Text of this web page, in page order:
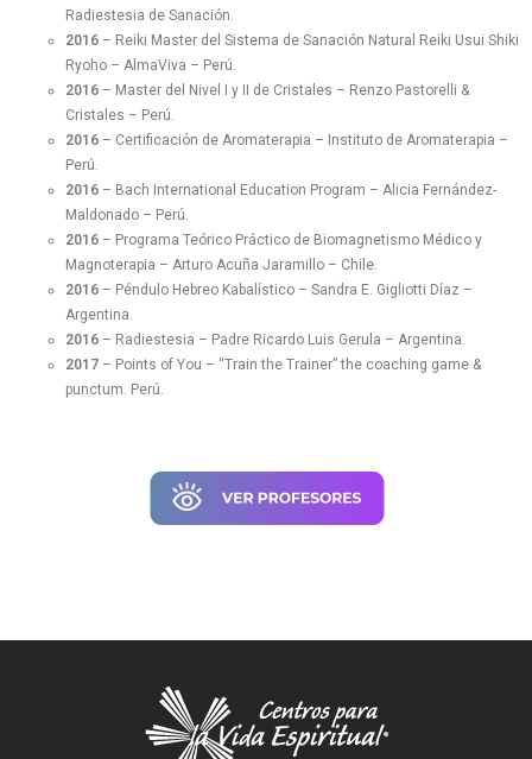
Radiestesia de Sanación.
2016 – Reiki Master del Sistema de Sanación Natural Reiki Usui Shiki
Ryoho – AlmaViva – Perú.
2016 – Master del Nivel I y II de Cristales – Renzo Pastorelli &
Cristales – Perú.
2016 – Certificación de Aromaterapia – Instituto de Aromaterapia –
Perú.
2016 – Bach International Education Program – Alicia Fernández-
Maldonado – Perú.
2016 – Programa Teórico Práctico de Biomagnetismo Médico y
Magnoterapia – Arturo Acuña Jaramillo – Chile.
2016 – Péndulo Hebreo Kabalístico – Sandra E. Gigliotti Díaz –
Argentina.
2016 – Radiestesia – Padre Ricardo Luis Gerula – Argentina.
2017 – Points of You – “Train the Trainer” the coaching game &
punctum. Perú.